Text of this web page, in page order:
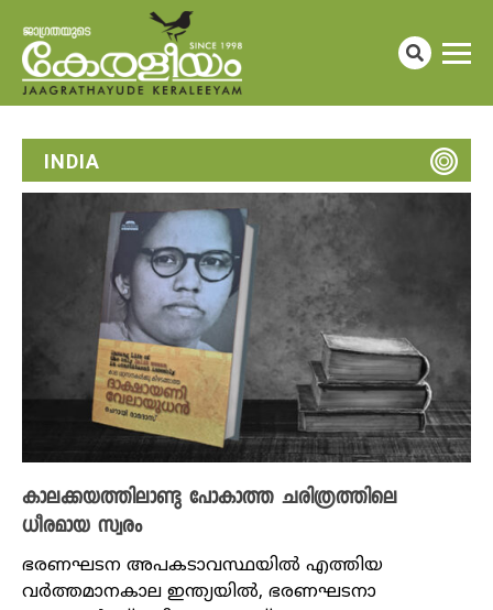
INDIA
കാലക്കയത്തിലാണ്ടു പോകാത്ത ചരിത്രത്തിലെ
ധീരമായ സ്വരം
ഭരണഘടന അപകടാവസ്ഥയില്‍ എത്തിയ
വര്‍ത്തമാനകാല ഇന്ത്യയില്‍, ഭരണഘടനാ